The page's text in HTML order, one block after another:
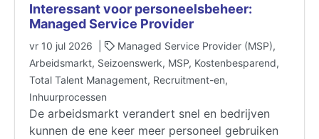
Interessant voor personeelsbeheer:
Managed Service Provider
vr 10 jul 2026 |
Managed Service Provider (MSP),
Arbeidsmarkt, Seizoenswerk, MSP, Kostenbesparend,
Total Talent Management, Recruitment-en,
Inhuurprocessen
De arbeidsmarkt verandert snel en bedrijven
kunnen de ene keer meer personeel gebruiken